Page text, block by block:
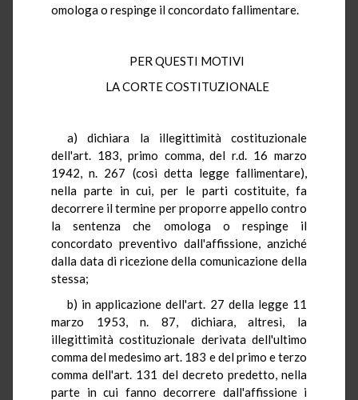
omologa o respinge il concordato fallimentare.
PER QUESTI MOTIVI
LA CORTE COSTITUZIONALE
a) dichiara la illegittimità costituzionale
dell'art. 183, primo comma, del r.d. 16 marzo
1942, n. 267 (così detta legge fallimentare),
nella parte in cui, per le parti costituite, fa
decorrere il termine per proporre appello contro
la sentenza che omologa o respinge il
concordato preventivo dall'affissione, anziché
dalla data di ricezione della comunicazione della
stessa;
b) in applicazione dell'art. 27 della legge 11
marzo 1953, n. 87, dichiara, altresì, la
illegittimità costituzionale derivata dell'ultimo
comma del medesimo art. 183 e del primo e terzo
comma dell'art. 131 del decreto predetto, nella
parte in cui fanno decorrere dall'affissione i